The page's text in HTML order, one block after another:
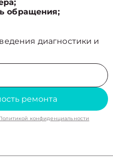
обращения;
диагностики и
ремонта
конфиденциальности